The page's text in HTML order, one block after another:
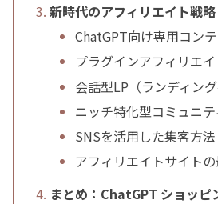
新時代のアフィリエイト戦略
ChatGPT向け専用コン
プラグインアフィリエ
会話型LP（ランディン
ニッチ特化型コミュニ
SNSを活用した集客方法
アフィリエイトサイト
まとめ：ChatGPT ショッピ